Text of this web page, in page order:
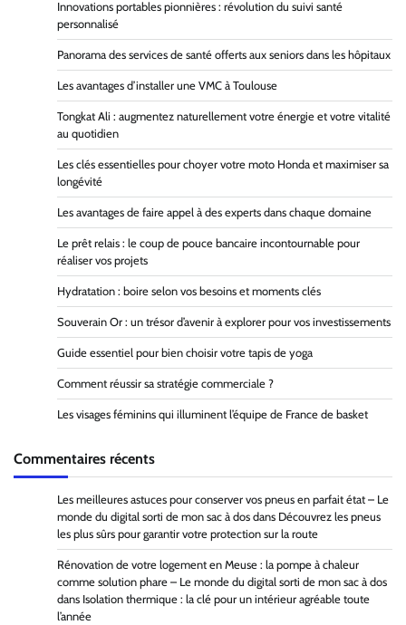
Innovations portables pionnières : révolution du suivi santé
personnalisé
Panorama des services de santé offerts aux seniors dans les hôpitaux
Les avantages d’installer une VMC à Toulouse
Tongkat Ali : augmentez naturellement votre énergie et votre vitalité
au quotidien
Les clés essentielles pour choyer votre moto Honda et maximiser sa
longévité
Les avantages de faire appel à des experts dans chaque domaine
Le prêt relais : le coup de pouce bancaire incontournable pour
réaliser vos projets
Hydratation : boire selon vos besoins et moments clés
Souverain Or : un trésor d’avenir à explorer pour vos investissements
Guide essentiel pour bien choisir votre tapis de yoga
Comment réussir sa stratégie commerciale ?
Les visages féminins qui illuminent l’équipe de France de basket
Commentaires récents
Les meilleures astuces pour conserver vos pneus en parfait état – Le
monde du digital sorti de mon sac à dos dans Découvrez les pneus
les plus sûrs pour garantir votre protection sur la route
Rénovation de votre logement en Meuse : la pompe à chaleur
comme solution phare – Le monde du digital sorti de mon sac à dos
dans Isolation thermique : la clé pour un intérieur agréable toute
l’année